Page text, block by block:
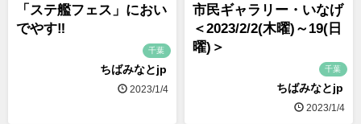
「ステ艦フェス」におい
でやす‼
千葉
ちばみなとjp
2023/1/4
市民ギャラリー・いなげ
＜2023/2/2(木曜)～19(日
曜)＞
千葉
ちばみなとjp
2023/1/4